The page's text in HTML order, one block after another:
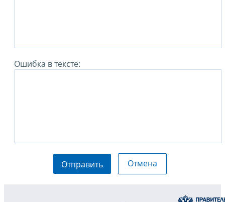
Ошибка в тексте:
Отправить Отмена